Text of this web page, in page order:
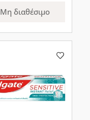
Μη διαθέσιμο